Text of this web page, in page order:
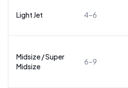
Light Jet 4–6
Midsize / Super
Midsize
6–9